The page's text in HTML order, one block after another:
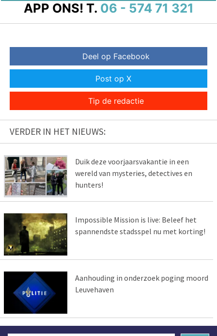
APP ONS! T. 06 - 574 71 321
Deel op Facebook
Post op X
Tip de redactie
VERDER IN HET NIEUWS:
Duik deze voorjaarsvakantie in een
wereld van mysteries, detectives en
hunters!
Impossible Mission is live: Beleef het
spannendste stadsspel nu met korting!
Aanhouding in onderzoek poging moord
Leuvehaven